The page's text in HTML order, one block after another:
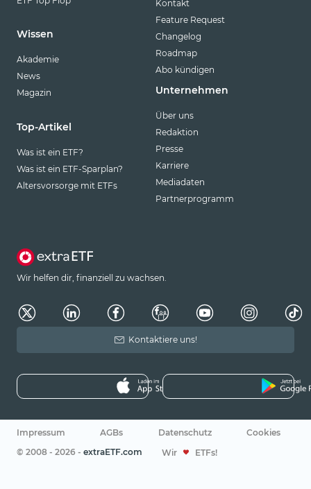
Wissen
Akademie
News
Magazin
Top-Artikel
Was ist ein ETF?
Was ist ein ETF-Sparplan?
Altersvorsorge mit ETFs
Kontakt
Feature Request
Changelog
Roadmap
Abo kündigen
Unternehmen
Über uns
Redaktion
Presse
Karriere
Mediadaten
Partnerprogramm
Wir helfen dir, finanziell zu wachsen.
Kontaktiere uns!
Impressum AGBs Datenschutz
Cookies
© 2008 - 2026 - extraETF.com Wir ETFs!